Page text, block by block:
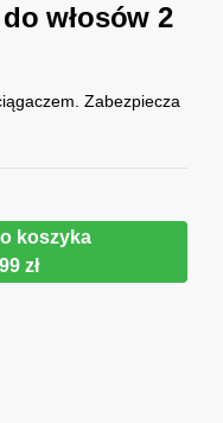
włosów 2
Zabezpiecza
koszyka
zł